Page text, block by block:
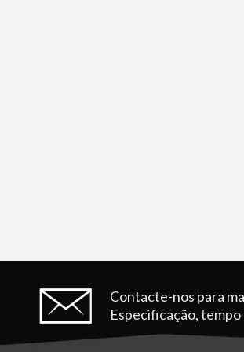
Contacte-nos para
Especificação,